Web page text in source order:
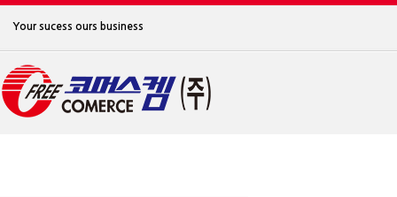
Your sucess ours business